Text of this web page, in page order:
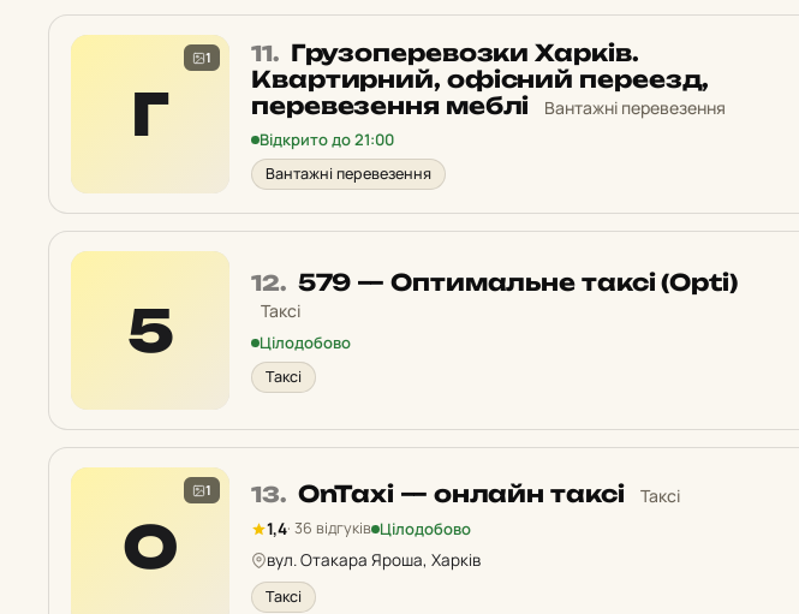
Г
1 11. Місце
11
у
рейтингу:
Грузоперевозки Харків.
Квартирний, офісний переезд,
перевезення меблі
Вантажні перевезення
Відкрито до 21:00
Вантажні перевезення
5
12. Місце
12
у
рейтингу:
579 — Оптимальне таксі (Opti)
Таксі
Цілодобово
Таксі
O
1 13. Місце
13
рейтингу:
OnTaxi — онлайн таксі Таксі
1,4· 36 відгуків Цілодобово
вул. Отакара Яроша, Харків
Таксі